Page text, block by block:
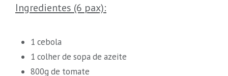
Ingredientes (6 pax):
1 cebola
1 colher de sopa de azeite
800g de tomate